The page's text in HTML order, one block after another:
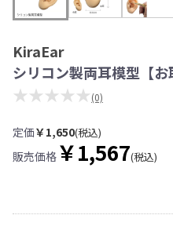
KiraEar
シリコン製両耳模型【お
★★★★★ (0)
定価￥1,650(税込)
販売価格 ￥1,567(税込)